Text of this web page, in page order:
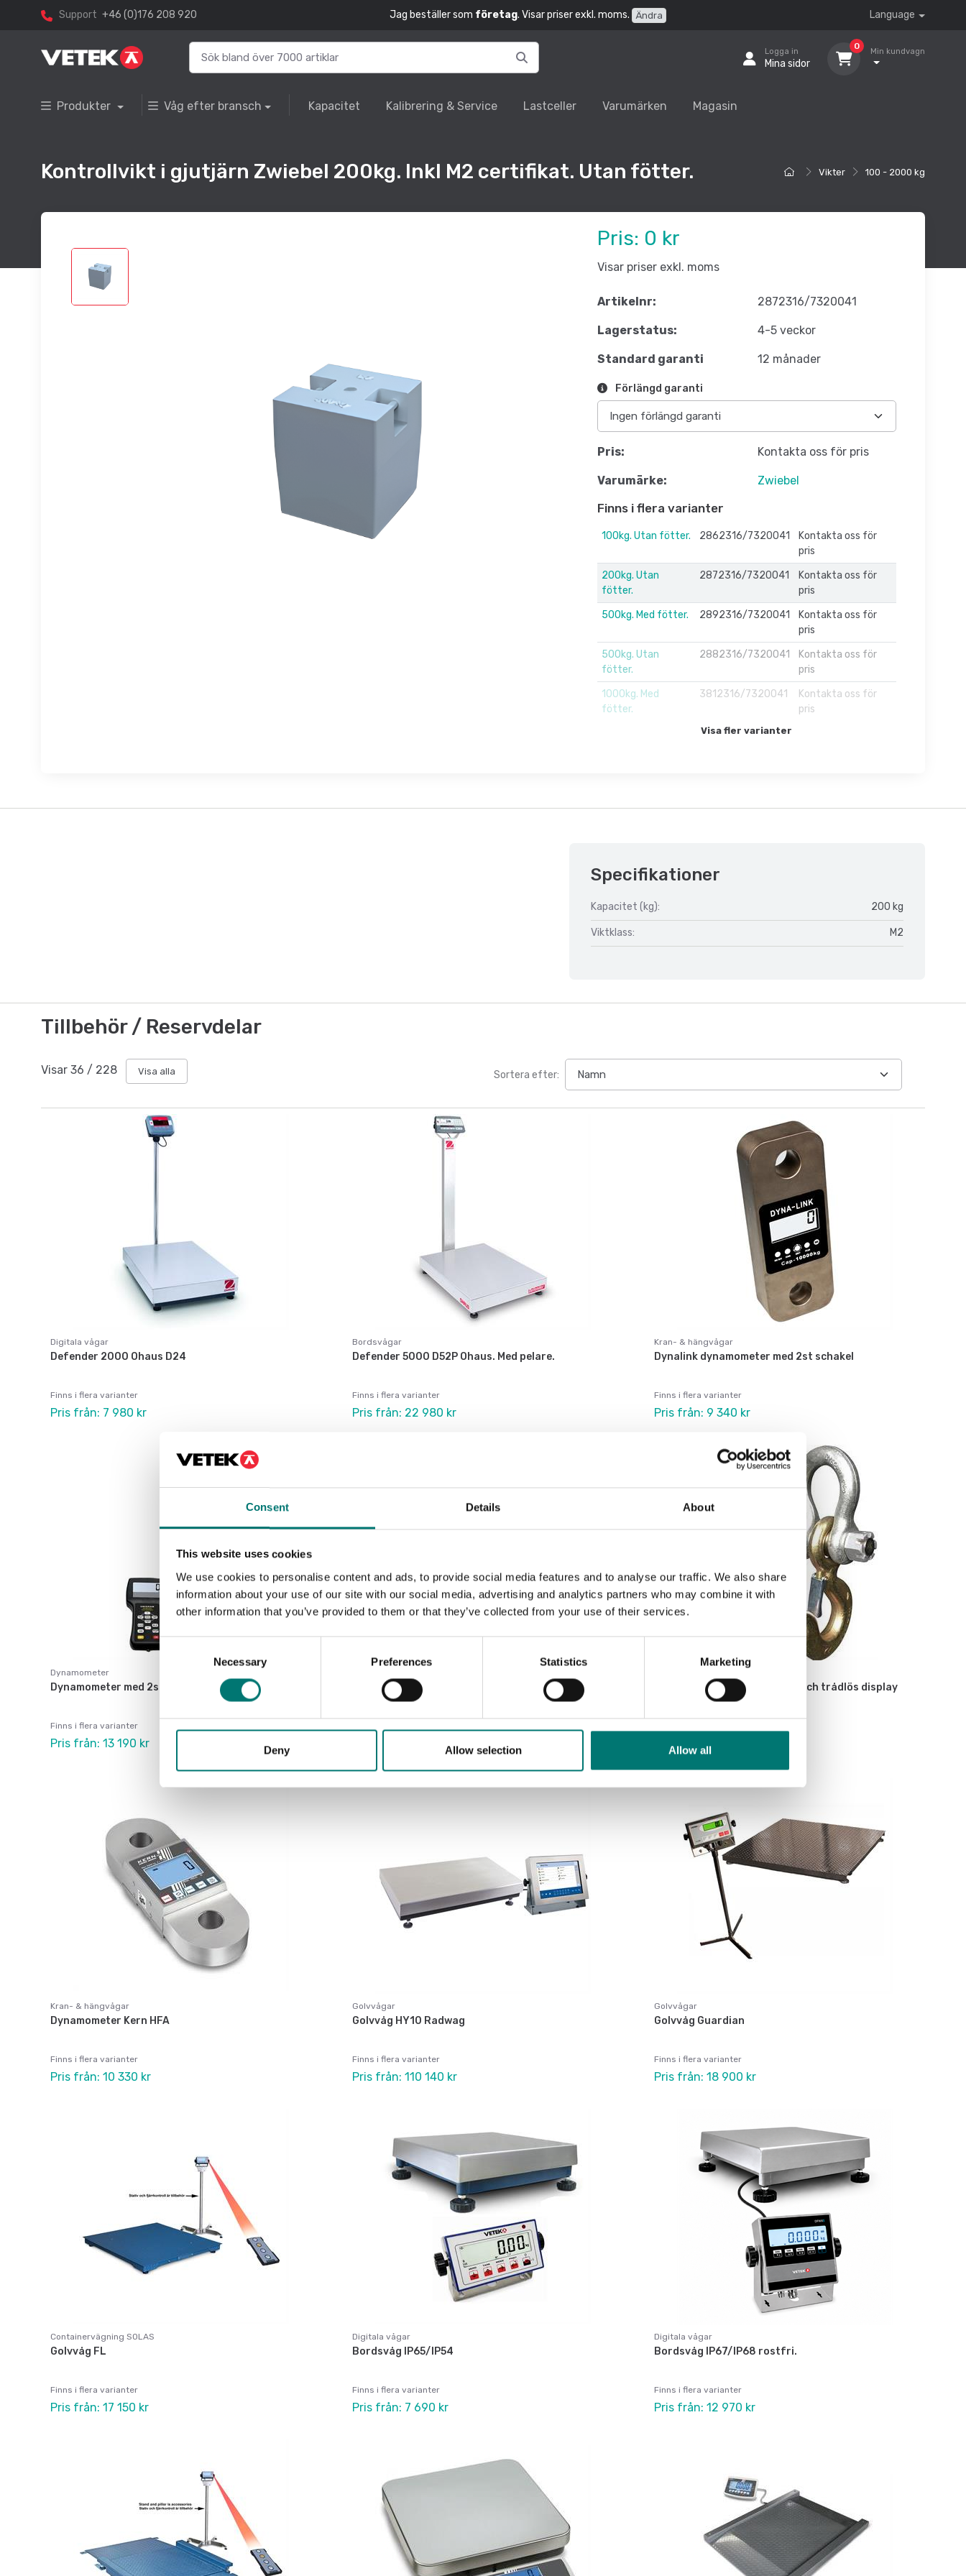
Consent Details About
This website uses cookies
We use cookies to personalise content and ads, to provide social media features and to analyse our traffic. We also share
information about your use of our site with our social media, advertising and analytics partners who may combine it with
other information that you’ve provided to them or that they’ve collected from your use of their services.
Consent
Necessary Preferences Statistics Marketing
Deny Allow selection Allow all
Support +46 (0)176 208 920 Jag beställer som företag. Visar priser exkl. moms. Ändra Language
Logga in
Mina sidor
0
Min kundvagn
Produkter Våg efter bransch Kapacitet Kalibrering & Service Lastceller Varumärken Magasin
Vikter 100 - 2000 kg
Kontrollvikt i gjutjärn Zwiebel 200kg. Inkl M2 certifikat. Utan fötter.
Pris: 0 kr
Visar priser exkl. moms
Artikelnr: 2872316/7320041
Lagerstatus: 4-5 veckor
Standard garanti 12 månader
Förlängd garanti
Pris: Kontakta oss för pris
Varumärke: Zwiebel
Finns i flera varianter
100kg. Utan fötter. 2862316/7320041
Kontakta oss för
pris
200kg. Utan
fötter.
2872316/7320041
Kontakta oss för
pris
500kg. Med fötter.
2892316/7320041
Kontakta oss för
pris
500kg. Utan
fötter.
2882316/7320041
Kontakta oss för
pris
1000kg. Med
fötter.
3812316/7320041
Kontakta oss för
pris
Visa fler varianter
Specifikationer
Kapacitet (kg): 200 kg
Viktklass: M2
Tillbehör / Reservdelar
Visar 36 / 228 Visa alla Sortera efter:
Digitala vågar
Defender 2000 Ohaus D24
Finns i flera varianter
Pris från: 7 980 kr
Bordsvågar
Defender 5000 D52P Ohaus. Med pelare.
Finns i flera varianter
Pris från: 22 980 kr
Kran- & hängvågar
Dynalink dynamometer med 2st schakel
Finns i flera varianter
Pris från: 9 340 kr
Dynamometer
Dynamometer med 2st schakel och trådlös display
Finns i flera varianter
Pris från: 13 190 kr
Dynamometer 6,5ton/1kg trådlös bluetooth Dynamometer IP67 med krok och trådlös display
Pris från: 9 990 kr
Kran- & hängvågar
Dynamometer Kern HFA
Finns i flera varianter
Pris från: 10 330 kr
Golvvågar
Golvvåg HY10 Radwag
Finns i flera varianter
Pris från: 110 140 kr
Golvvågar
Golvvåg Guardian
Finns i flera varianter
Pris från: 18 900 kr
Containervägning SOLAS
Golvvåg FL
Finns i flera varianter
Pris från: 17 150 kr
Digitala vågar
Bordsvåg IP65/IP54
Finns i flera varianter
Pris från: 7 690 kr
Digitala vågar
Bordsvåg IP67/IP68 rostfri.
Finns i flera varianter
Pris från: 12 970 kr